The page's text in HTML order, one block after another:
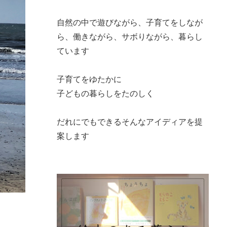
自然の中で遊びながら、子育てをしなが
ら、働きながら、サボりながら、暮らし
ています
子育てをゆたかに
子どもの暮らしをたのしく
だれにでもできるそんなアイディアを提
案します